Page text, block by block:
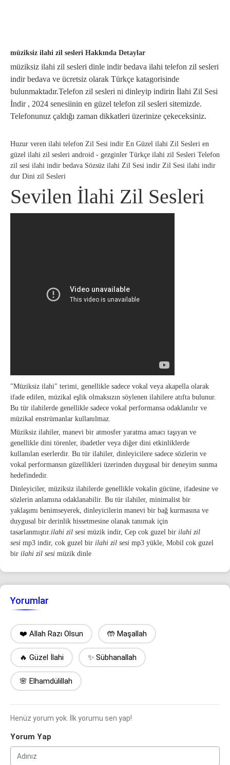
müziksiz ilahi zil sesleri Hakkında Detaylar
müziksiz ilahi zil sesleri dinle indir bedava ilahi telefon zil sesleri
indir bedava ve ücretsiz olarak Türkçe katagorisinde
bulunmaktadır.Telefon zil sesleri ni dinleyip indirin İlahi Zil Sesi
İndir , 2024 senesiinin en güzel telefon zil sesleri sitemizde.
Telefonunuz çaldığı zaman dikkatleri üzerinize çekeceksiniz.
Huzur veren ilahi telefon Zil Sesi indir En Güzel ilahi Zil Sesleri en
güzel ilahi zil sesleri android - gezginler Türkçe ilahi zil Sesleri Telefon
zil sesi ilahi indir bedava Sözsüz ilahi Zil Sesi indir Zil Sesi ilahi indir
dur Dini zil Sesleri
Sevilen İlahi Zil Sesleri
"Müziksiz ilahi" terimi, genellikle sadece vokal veya akapella olarak
ifade edilen, müzikal eşlik olmaksızın söylenen ilahilere atıfta bulunur.
Bu tür ilahilerde genellikle sadece vokal performansa odaklanılır ve
müzikal enstrümanlar kullanılmaz.
Müziksiz ilahiler, manevi bir atmosfer yaratma amacı taşıyan ve
genellikle dini törenler, ibadetler veya diğer dini etkinliklerde
kullanılan eserlerdir. Bu tür ilahiler, dinleyicilere sadece sözlerin ve
vokal performansın güzellikleri üzerinden duygusal bir deneyim sunma
hedefindedir.
Dinleyiciler, müziksiz ilahilerde genellikle vokalin gücüne, ifadesine ve
sözlerin anlamına odaklanabilir. Bu tür ilahiler, minimalist bir
yaklaşımı benimseyerek, dinleyicilerin manevi bir bağ kurmasına ve
duygusal bir derinlik hissetmesine olanak tanımak için
tasarlanmıştır.ilahi zil sesi müzik indir, Cep cok guzel bir ilahi zil
sesi mp3 indir, cok guzel bir ilahi zil sesi mp3 yükle, Mobil cok guzel
bir ilahi zil sesi müzik dinle
Yorumlar
❤️ Allah Razı Olsun 🤲 Maşallah
🔥 Güzel İlahi ✨ Sübhanallah
🌸 Elhamdülillah
Henüz yorum yok. İlk yorumu sen yap!
Yorum Yap